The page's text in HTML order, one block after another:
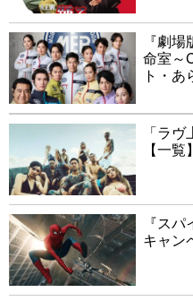
『劇
命室～
ト・あ
「ラ
【一覧】
『ス
キャン